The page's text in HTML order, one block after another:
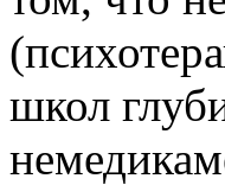
школ